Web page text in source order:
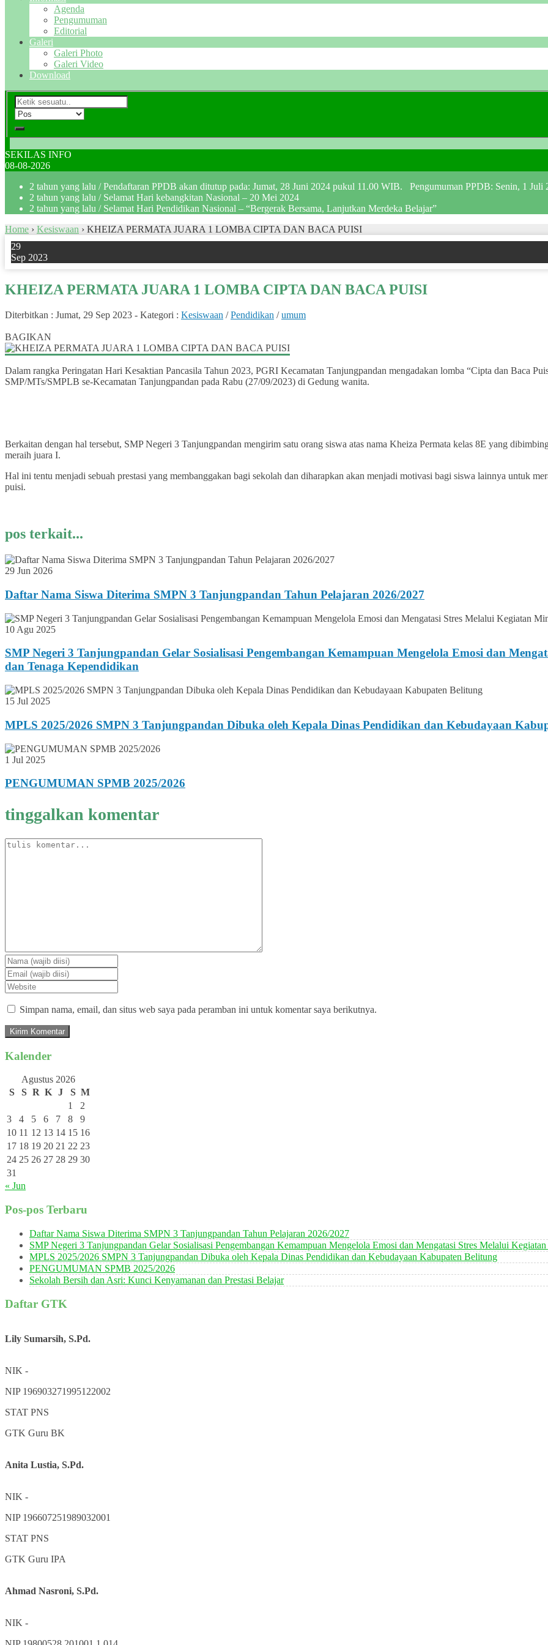
Agenda
Pengumuman
Editorial
Galeri
Galeri Photo
Galeri Video
Download
SEKILAS INFO
08-08-2026
2 tahun yang lalu / Pendaftaran PPDB akan ditutup pada: Jumat, 28 Juni 2024 pukul 11.00 WIB. Pengumuman PPDB: Senin, 1 Juli
2 tahun yang lalu / Selamat Hari kebangkitan Nasional – 20 Mei 2024
2 tahun yang lalu / Selamat Hari Pendidikan Nasional – “Bergerak Bersama, Lanjutkan Merdeka Belajar”
Home › Kesiswaan › KHEIZA PERMATA JUARA 1 LOMBA CIPTA DAN BACA PUISI
29
Sep 2023
KHEIZA PERMATA JUARA 1 LOMBA CIPTA DAN BACA PUISI
Diterbitkan : Jumat, 29 Sep 2023 - Kategori : Kesiswaan /Pendidikan /umum
BAGIKAN
Dalam rangka Peringatan Hari Kesaktian Pancasila Tahun 2023, PGRI Kecamatan Tanjungpandan mengadakan lomba “Cipta dan Baca
SMP/MTs/SMPLB se-Kecamatan Tanjungpandan pada Rabu (27/09/2023) di Gedung wanita.
Berkaitan dengan hal tersebut, SMP Negeri 3 Tanjungpandan mengirim satu orang siswa atas nama Kheiza Permata kelas 8E yang
meraih juara I.
Hal ini tentu menjadi sebuah prestasi yang membanggakan bagi sekolah dan diharapkan akan menjadi motivasi bagi siswa lainnya untuk
puisi.
pos terkait...
29 Jun 2026
Daftar Nama Siswa Diterima SMPN 3 Tanjungpandan Tahun Pelajaran 2026/2027
10 Agu 2025
SMP Negeri 3 Tanjungpandan Gelar Sosialisasi Pengembangan Kemampuan Mengelola Emosi dan
dan Tenaga Kependidikan
15 Jul 2025
MPLS 2025/2026 SMPN 3 Tanjungpandan Dibuka oleh Kepala Dinas Pendidikan dan Kebudayaan
1 Jul 2025
PENGUMUMAN SPMB 2025/2026
tinggalkan komentar
Simpan nama, email, dan situs web saya pada peramban ini untuk komentar saya berikutnya.
Kalender
Agustus 2026
S
S R K J S M
1
2
3
4 5 6 7 8
9
10 11 12 13 14 15 16
17 18 19 20 21 22 23
24 25 26 27 28 29 30
31
« Jun
Pos-pos Terbaru
Daftar Nama Siswa Diterima SMPN 3 Tanjungpandan Tahun Pelajaran 2026/2027
SMP Negeri 3 Tanjungpandan Gelar Sosialisasi Pengembangan Kemampuan Mengelola Emosi dan Mengatasi Stres Melalui
MPLS 2025/2026 SMPN 3 Tanjungpandan Dibuka oleh Kepala Dinas Pendidikan dan Kebudayaan Kabupaten Belitung
PENGUMUMAN SPMB 2025/2026
Sekolah Bersih dan Asri: Kunci Kenyamanan dan Prestasi Belajar
Daftar GTK
Lily Sumarsih, S.Pd.
NIK -
NIP 196903271995122002
STAT PNS
GTK Guru BK
Anita Lustia, S.Pd.
NIK -
NIP 196607251989032001
STAT PNS
GTK Guru IPA
Ahmad Nasroni, S.Pd.
NIK -